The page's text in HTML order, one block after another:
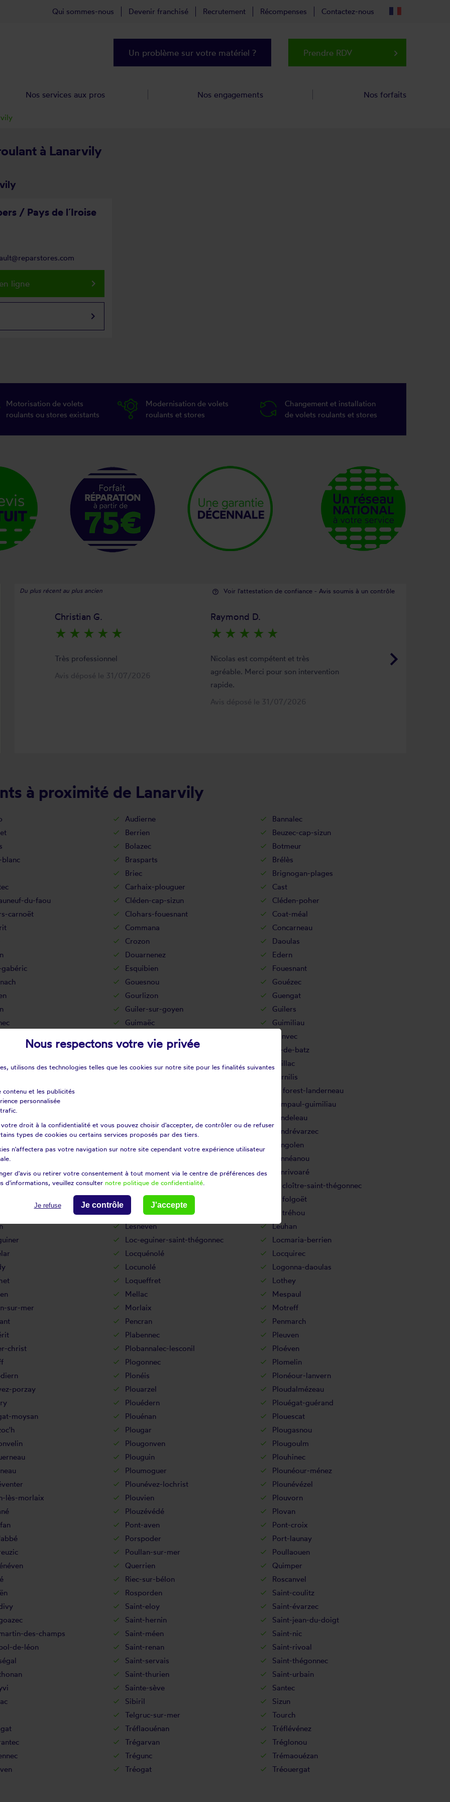
à Lanarvily
/ Pays de l´Iroise
ligne keyboard_arrow_right
keyboard_arrow_right
Motorisation de volets
roulants ou stores existants
Modernisation de volets
roulants et stores
Changement et installation
de volets roulants et stores
Du plus récent au plus ancien help_outline Voir l'attestation de confiance - Avis soumis à un contrôle
keyboard_arrow_right
Christian G.
star_rate star_rate star_rate star_rate star_rate
Très professionnel
Avis déposé le 31/07/2026
Raymond D.
star_rate star_rate star_rate star_rate star_rate
Nicolas est compétent et très
agréable. Merci pour son intervention
rapide.
Avis déposé le 31/07/2026
à proximité de Lanarvily
Audierne
Bannalec
Berrien
Beuzec-cap-sizun
Bolazec
Botmeur
Brasparts
Brélès
Briec
Brignogan-plages
Carhaix-plouguer
Cast
du-faou Cléden-cap-sizun
Cléden-poher
carnoët Clohars-fouesnant
Coat-méal
Commana
Concarneau
Crozon
Daoulas
Douarnenez
Edern
Esquibien
Fouesnant
Gouesnou
Gouézec
Gourlizon
Guengat
Guiler-sur-goyen
Guilers
Guimaëc
Guimiliau
Hanvec
camfrout Huelgoat
Île-de-batz
Ile-tudy
Irvillac
Kernilis
plabennec
La forest-landerneau
Lampaul-guimiliau
Landeleau
Landivisiau
Landrévarzec
Landunvez
Langolen
Lannéanou
Lannilis
Lanrivoaré
Le cloître-pleyben
Le cloître-saint-thégonnec
Le faou
Le folgoët
Le relecq-kerhuon
Le tréhou
Lesneven
Leuhan
Loc-eguiner-saint-thégonnec
Locmaria-berrien
Locquénolé
Locquirec
Locunolé
Logonna-daoulas
Loqueffret
Lothey
Mellac
Mespaul
sur-mer Morlaix
Motreff
Pencran
Penmarch
Plabennec
Pleuven
christ Plobannalec-lesconil
Ploéven
Plogonnec
Plomelin
Plonéis
Plonéour-lanvern
porzay Plouarzel
Ploudalmézeau
Plouédern
Plouégat-guérand
moysan Plouénan
Plouescat
Plougar
Plougasnou
Plougonven
Plougoulm
Plouguin
Plouhinec
Ploumoguer
Plounéour-ménez
Plounévez-lochrist
Plounévézel
lès-morlaix Plouvien
Plouvorn
Plouzévédé
Plovan
Pont-aven
Pont-croix
Porspoder
Port-launay
Poullan-sur-mer
Poullaouen
Querrien
Quimper
Riec-sur-bélon
Roscanvel
Rosporden
Saint-coulitz
Saint-eloy
Saint-évarzec
Saint-hernin
Saint-jean-du-doigt
des-champs Saint-méen
Saint-nic
de-léon Saint-renan
Saint-rivoal
Saint-servais
Saint-thégonnec
Saint-thurien
Saint-urbain
Sainte-sève
Santec
Sibiril
Sizun
Telgruc-sur-mer
Tourch
Tréflaouénan
Tréflévénez
Trégarvan
Tréglonou
Trégunc
Trémaouézan
Tréogat
Tréouergat
Qui sommes-nous Devenir franchisé Recrutement Récompenses Contactez-nous
Un problème sur votre matériel ? Prendre RDV keyboard_arrow_right
Nos services aux pros Nos engagements Nos forfaits
Nous respectons votre vie privée
utilisons des technologies telles que les cookies sur notre site pour les finalités suivantes
contenu et les publicités
personnalisée
votre droit à la confidentialité et vous pouvez choisir d'accepter, de contrôler ou de refuser
types de cookies ou certains services proposés par des tiers.
n'affectera pas votre navigation sur notre site cependant votre expérience utilisateur
d'avis ou retirer votre consentement à tout moment via le centre de préférences des
d'informations, veuillez consulter notre politique de confidentialité
Je refuse Je contrôle J'accepte